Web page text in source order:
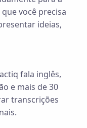
você precisa
ideias,
fala inglês,
e mais de 30
transcrições